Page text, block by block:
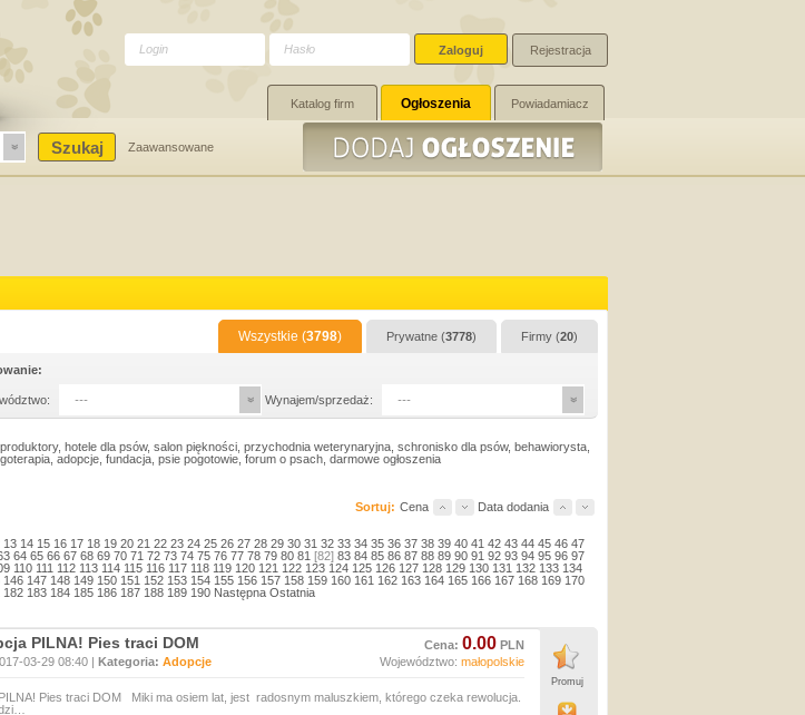
Rejestracja
Zaawansowane
Powiadamiacz
Ogłoszenia
Katalog firm
Wszystkie (3798) Prywatne (3778) Firmy (20)
--- Wynajem/sprzedaż: ---
hotele dla psów, salon piękności, przychodnia weterynaryjna, schronisko dla psów, behawiorysta,
adopcje, fundacja, psie pogotowie, forum o psach, darmowe ogłoszenia
Sortuj: Cena Data dodania
13 14 15 16 17 18 19 20 21 22 23 24 25 26 27 28 29 30 31 32 33 34 35 36 37 38 39 40 41 42 43 44 45 46 47
64 65 66 67 68 69 70 71 72 73 74 75 76 77 78 79 80 81 [82] 83 84 85 86 87 88 89 90 91 92 93 94 95 96 97
110 111 112 113 114 115 116 117 118 119 120 121 122 123 124 125 126 127 128 129 130 131 132 133 134
146 147 148 149 150 151 152 153 154 155 156 157 158 159 160 161 162 163 164 165 166 167 168 169 170
182 183 184 185 186 187 188 189 190 Następna Ostatnia
PILNA! Pies traci DOM Cena: 0.00 PLN
03-29 08:40 | Kategoria: Adopcje Województwo: małopolskie
Pies traci DOM Miki ma osiem lat, jest radosnym maluszkiem, którego czeka rewolucja.
Promuj